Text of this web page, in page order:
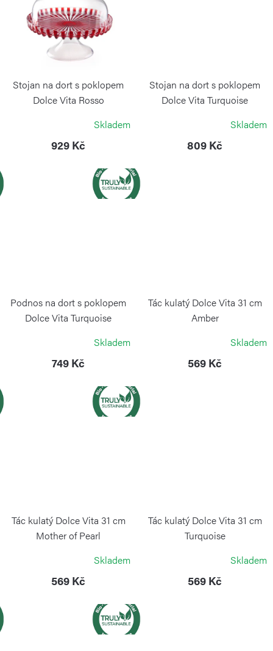
Stojan na dort s poklopem
Dolce Vita Rosso
Skladem
929 Kč
Stojan na dort s poklopem
Dolce Vita Turquoise
Skladem
809 Kč
Podnos na dort s poklopem
Dolce Vita Turquoise
Skladem
749 Kč
Tác kulatý Dolce Vita 31 cm
Amber
Skladem
569 Kč
Tác kulatý Dolce Vita 31 cm
Mother of Pearl
Skladem
569 Kč
Tác kulatý Dolce Vita 31 cm
Turquoise
Skladem
569 Kč